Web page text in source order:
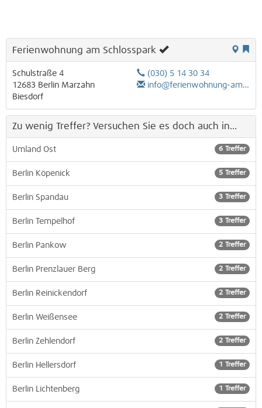
Ferienwohnung am Schlosspark
Schulstraße 4
12683 Berlin Marzahn
Biesdorf
(030) 5 14 30 34
info@ferienwohnung-am-schlosspark.de
Zu wenig Treffer? Versuchen Sie es doch auch in...
6 Treffer
Umland Ost
5 Treffer
Berlin Köpenick
3 Treffer
Berlin Spandau
3 Treffer
Berlin Tempelhof
2 Treffer
Berlin Pankow
2 Treffer
Berlin Prenzlauer Berg
2 Treffer
Berlin Reinickendorf
2 Treffer
Berlin Weißensee
2 Treffer
Berlin Zehlendorf
1 Treffer
Berlin Hellersdorf
1 Treffer
Berlin Lichtenberg